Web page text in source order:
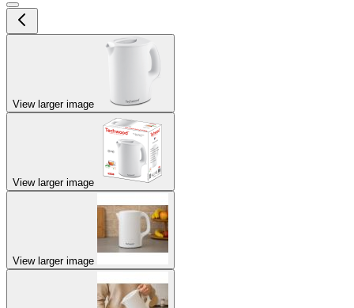
View larger image
View larger image
View larger image